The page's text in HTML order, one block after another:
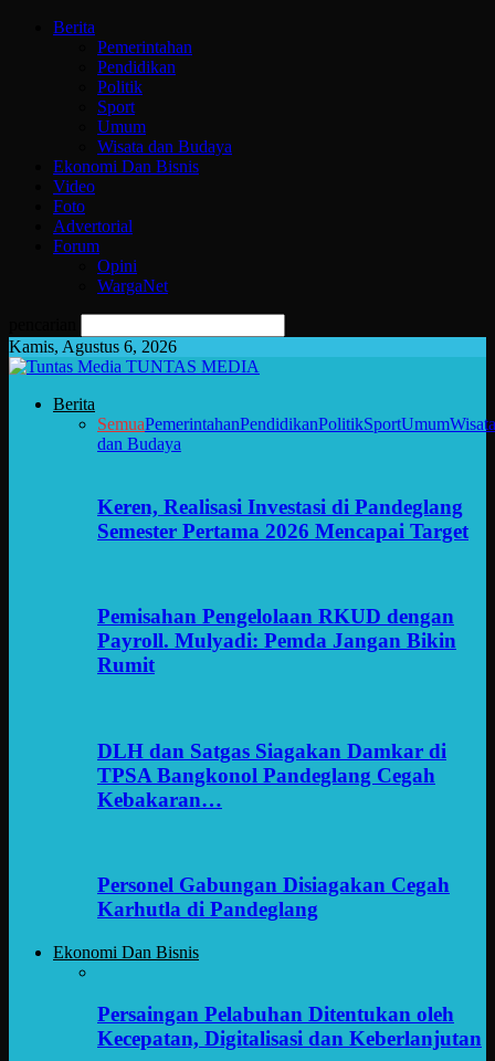
Berita
Pemerintahan
Pendidikan
Politik
Sport
Umum
Wisata dan Budaya
Ekonomi Dan Bisnis
Video
Foto
Advertorial
Forum
Opini
WargaNet
Kamis, Agustus 6, 2026
TUNTAS MEDIA
Berita
SemuaPemerintahanPendidikanPolitikSportUmumWisata
dan Budaya
Keren, Realisasi Investasi di Pandeglang
Semester Pertama 2026 Mencapai Target
Pemisahan Pengelolaan RKUD dengan
Payroll. Mulyadi: Pemda Jangan Bikin
Rumit
DLH dan Satgas Siagakan Damkar di
TPSA Bangkonol Pandeglang Cegah
Kebakaran…
Personel Gabungan Disiagakan Cegah
Karhutla di Pandeglang
Ekonomi Dan Bisnis
Persaingan Pelabuhan Ditentukan oleh
Kecepatan, Digitalisasi dan Keberlanjutan